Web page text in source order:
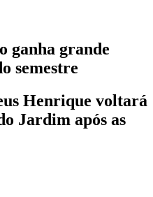
ganha grande
semestre
Henrique voltará
Jardim após as